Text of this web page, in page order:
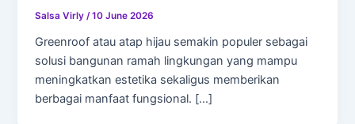
Salsa Virly /10 June 2026
Greenroof atau atap hijau semakin populer sebagai
solusi bangunan ramah lingkungan yang mampu
meningkatkan estetika sekaligus memberikan
berbagai manfaat fungsional. […]